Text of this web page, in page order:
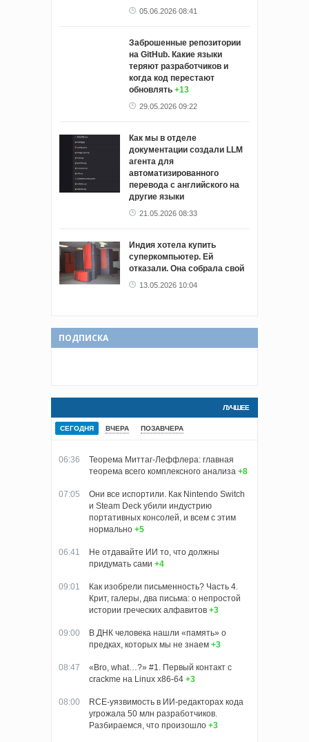
05.06.2026 08:41
Заброшенные репозитории
на GitHub. Какие языки
теряют разработчиков и
когда код перестают
обновлять +13
29.05.2026 09:22
Как мы в отделе
документации создали LLM
агента для
автоматизированного
перевода с английского на
другие языки
21.05.2026 08:33
Индия хотела купить
суперкомпьютер. Ей
отказали. Она собрала свой
13.05.2026 10:04
ПОДПИСКА
ЛУЧШЕЕ
СЕГОДНЯ ВЧЕРА ПОЗАВЧЕРА
06:36
Теорема Миттаг-Леффлера: главная
теорема всего комплексного анализа +8
07:05
Они все испортили. Как Nintendo Switch
и Steam Deck убили индустрию
портативных консолей, и всем с этим
нормально +5
06:41
Не отдавайте ИИ то, что должны
придумать сами +4
09:01
Как изобрели письменность? Часть 4.
Крит, галеры, два письма: о непростой
истории греческих алфавитов +3
09:00
В ДНК человека нашли «память» о
предках, которых мы не знаем +3
08:47
«Bro, what…?» #1. Первый контакт с
crackme на Linux x86-64 +3
08:00
RCE-уязвимость в ИИ-редакторах кода
угрожала 50 млн разработчиков.
Разбираемся, что произошло +3